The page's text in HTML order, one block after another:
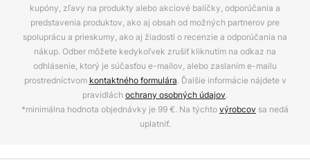
kupóny, zľavy na produkty alebo akciové balíčky, odporúčania a
predstavenia produktov, ako aj obsah od možných partnerov pre
spoluprácu a prieskumy, ako aj žiadosti o recenzie a odporúčania na
nákup. Odber môžete kedykoľvek zrušiť kliknutím na odkaz na
odhlásenie, ktorý je súčasťou e-mailov, alebo zaslaním e-mailu
prostredníctvom kontaktného formulára. Ďalšie informácie nájdete v
pravidlách ochrany osobných údajov.
*minimálna hodnota objednávky je 99 €. Na týchtovýrobcov sa nedá
uplatniť.